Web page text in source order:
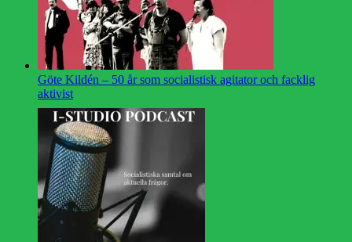
Göte Kildén – 50 år som socialistisk agitator och facklig
aktivist